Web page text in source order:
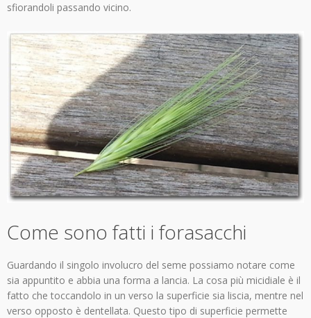
sfiorandoli passando vicino.
Come sono fatti i forasacchi
Guardando il singolo involucro del seme possiamo notare come
sia appuntito e abbia una forma a lancia. La cosa più micidiale è il
fatto che toccandolo in un verso la superficie sia liscia, mentre nel
verso opposto è dentellata. Questo tipo di superficie permette